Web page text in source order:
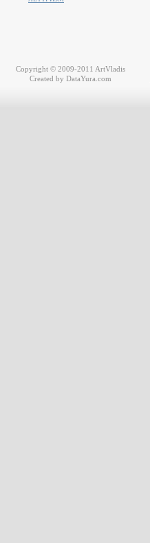
Copyright © 2009-2011 ArtVladis
Created by DataYura.com